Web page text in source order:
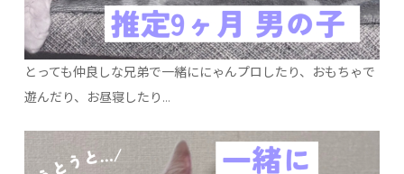
とっても仲良しな兄弟で一緒ににゃんプロしたり、おもちゃで
遊んだり、お昼寝したり…